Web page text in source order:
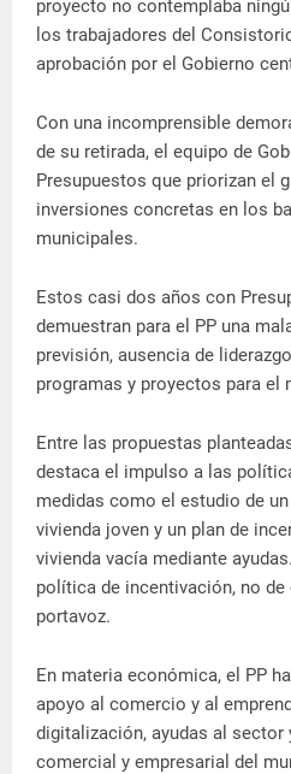
proyecto no contemplaba
los trabajadores del
aprobación por el Gobierno
Con una incomprensible
de su retirada, el equipo de
Presupuestos que priorizan el
inversiones concretas en los
municipales.
Estos casi dos años con
demuestran para el PP una
previsión, ausencia de
programas y proyectos para el
Entre las propuestas
destaca el impulso a las
medidas como el estudio de
vivienda joven y un plan de
vivienda vacía mediante
política de incentivación, no de
portavoz.
En materia económica, el PP
apoyo al comercio y al
digitalización, ayudas al sector
comercial y empresarial del